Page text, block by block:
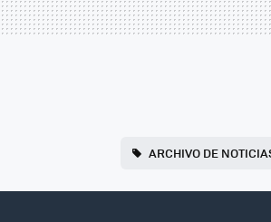
ARCHIVO DE